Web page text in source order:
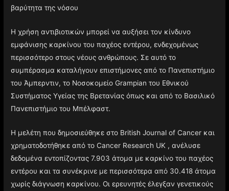
βαρύτητα της νόσου
Η χρήση αντιβιοτικών μπορεί να αυξήσει τον κίνδυνο
εμφάνισης καρκίνου του παχέος εντέρου, ενδεχομένως
περισσότερο στους νέους ανθρώπους. Σε αυτό το
συμπέρασμα καταλήγουν επιστήμονες από το Πανεπιστήμιο
του Άμπερντιν, το Νοσοκομείο Grampian του Εθνικού
Συστήματος Υγείας της Βρετανίας όπως και από το Βασιλικό
Πανεπιστήμιο του Μπέλφαστ.
Η μελέτη που δημοσιεύθηκε στο British Journal of Cancer και
χρηματοδοτήθηκε από το Cancer Research UK , ανέλυσε
δεδομένα εντοπίζοντας 7.903 άτομα με καρκίνο του παχέος
εντέρου και τα συνέκρινε με περισσότερα από 30.418 άτομα
χωρίς διάγνωση καρκίνου. Οι ερευνητές έλεγξαν γενετικούς